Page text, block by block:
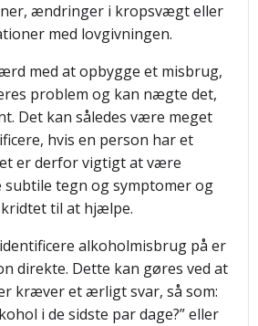
ændringer i kropsvægt eller
med lovgivningen.
med at opbygge et misbrug,
problem og kan nægte det,
Det kan således være meget
hvis en person har et
er derfor vigtigt at være
tegn og symptomer og
til at hjælpe.
alkoholmisbrug på er
direkte. Dette kan gøres ved at
kræver et ærligt svar, så som:
i de sidste par dage?” eller